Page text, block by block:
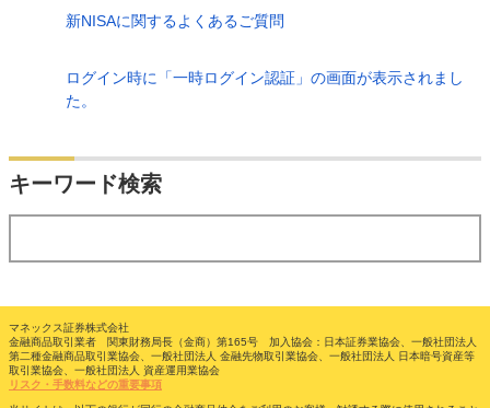
新NISAに関するよくあるご質問
ログイン時に「一時ログイン認証」の画面が表示されまし
た。
キーワード検索
マネックス証券株式会社
金融商品取引業者 関東財務局長（金商）第165号 加入協会：日本証券業協会、一般社団法人
第二種金融商品取引業協会、一般社団法人 金融先物取引業協会、一般社団法人 日本暗号資産等
取引業協会、一般社団法人 資産運用業協会
リスク・手数料などの重要事項